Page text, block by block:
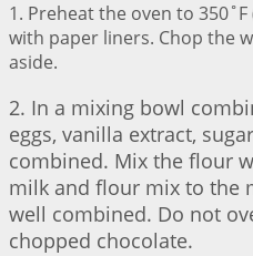
1. Preheat the oven to
with paper liners. Chop the
aside.
2. In a mixing bowl
eggs, vanilla extract,
combined. Mix the flour
milk and flour mix to the
well combined. Do not
chopped chocolate.